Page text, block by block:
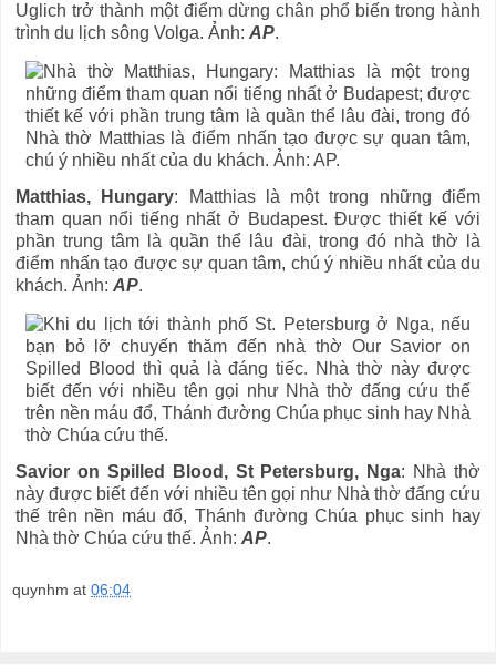
Uglich trở thành một điểm dừng chân phổ biến trong hành
trình du lịch sông Volga. Ảnh: AP.
Matthias, Hungary: Matthias là một trong những điểm
tham quan nổi tiếng nhất ở Budapest. Được thiết kế với
phần trung tâm là quần thể lâu đài, trong đó nhà thờ là
điểm nhấn tạo được sự quan tâm, chú ý nhiều nhất của du
khách. Ảnh: AP.
Savior on Spilled Blood, St Petersburg, Nga: Nhà thờ
này được biết đến với nhiều tên gọi như Nhà thờ đấng cứu
thế trên nền máu đổ, Thánh đường Chúa phục sinh hay
Nhà thờ Chúa cứu thế. Ảnh: AP.
quynhm at 06:04